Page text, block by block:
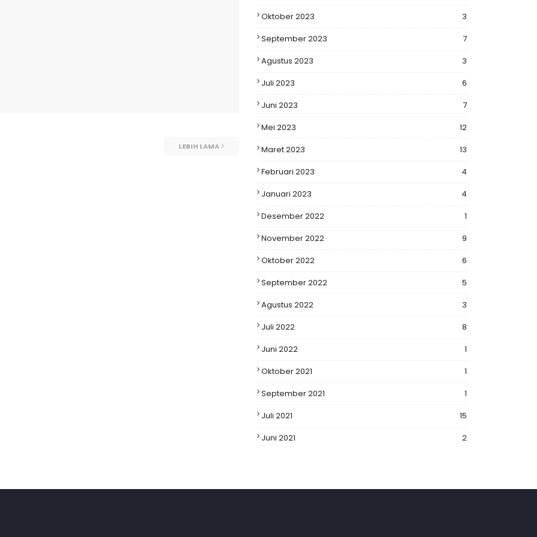
LEBIH LAMA
Oktober 2023
3
September 2023
7
Agustus 2023
3
Juli 2023
6
Juni 2023
7
Mei 2023
12
Maret 2023
13
Februari 2023
4
Januari 2023
4
Desember 2022
1
November 2022
9
Oktober 2022
6
September 2022
5
Agustus 2022
3
Juli 2022
8
Juni 2022
1
Oktober 2021
1
September 2021
1
Juli 2021
15
Juni 2021
2